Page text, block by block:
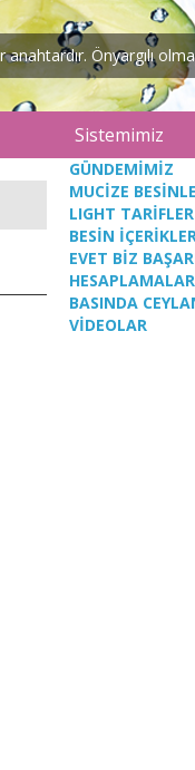
Önyargılı
Sistemimiz
GÜNDEMİMİZ
MUCİZE
LIGHT TARİFLER
BESİN
EVET BİZ
HESAPLAMALAR
BASINDA
VİDEOLAR